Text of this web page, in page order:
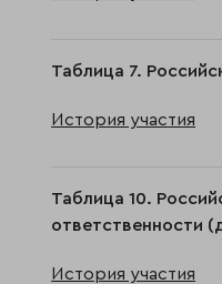
Таблица 7.
История участия
Таблица 10.
ответственности
История участия